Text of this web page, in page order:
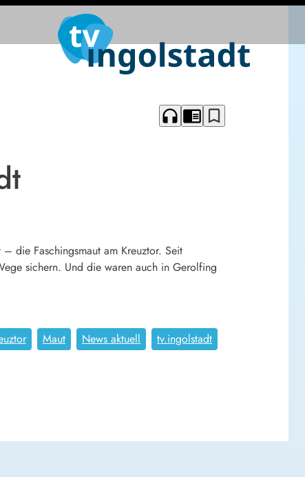
headphones chrome_reader_mode bookmark_border
die Faschingsmaut am Kreuztor. Seit
sichern. Und die waren auch in Gerolfing
Maut News aktuell tv.ingolstadt